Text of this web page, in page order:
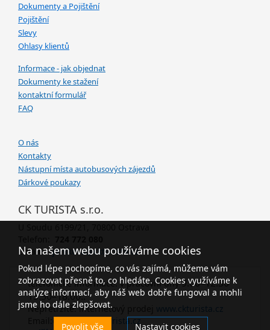
Dokumenty a Pojištění
Pojištění
Slevy
Ohlasy klientů
Informace - jak objednat
Dokumenty ke stažení
kontaktní formulář
FAQ
O nás
Kontakty
Nástupní místa autobusových zájezdů
Dárkové poukazy
CK TURISTA s.r.o.
Email:janikova@ckturista.cz
telefonické informace: v pracovní dny9.00–12.30
13.30–18.00..
Nepřetržitě: internetový prodej www.ckturista.cz
ckturista@ckturista.cz
Na našem webu používáme cookies
Pokud lépe pochopíme, co vás zajímá, můžeme vám
zobrazovat přesně to, co hledáte. Cookies využíváme k
analýze informací, aby náš web dobře fungoval a mohli
jsme ho dále zlepšovat.
Povolit vše
Nastavit cookies